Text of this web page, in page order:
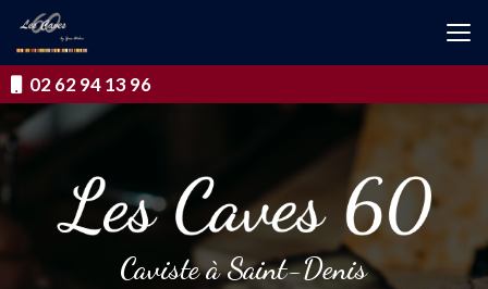
contenu
principal
02 62 94 13 96
Caviste à Saint-Denis